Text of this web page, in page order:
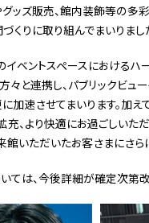
ッズ販売、館内装飾等の
くりに取り組んでまいりまし
ベントスペースにおける
々と連携し、パブリックビ
加速させてまいります。加
、より快適にお過ごしいた
館いただいたお客さまにさ
は、今後詳細が確定次第改